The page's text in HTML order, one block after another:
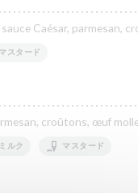
Caésar, parmesan,
マスタード
croûtons, œuf
ミルク マスタード